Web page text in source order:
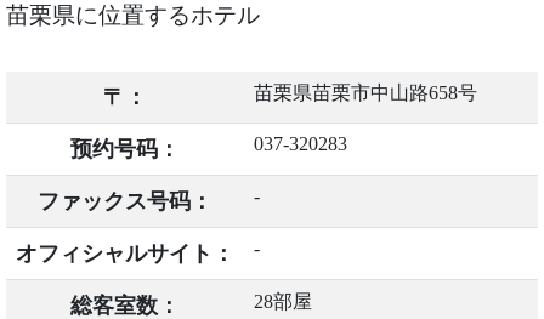
苗栗県に位置するホテル
〒： 苗栗県苗栗市中山路658号
预约号码： 037-320283
ファックス号码： -
オフィシャルサイト： -
総客室数： 28部屋